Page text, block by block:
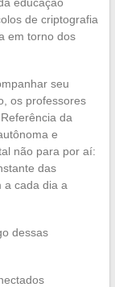
de criptografia
em torno dos
seu
os professores
da
e
não para por aí:
das
a cada dia a
dessas